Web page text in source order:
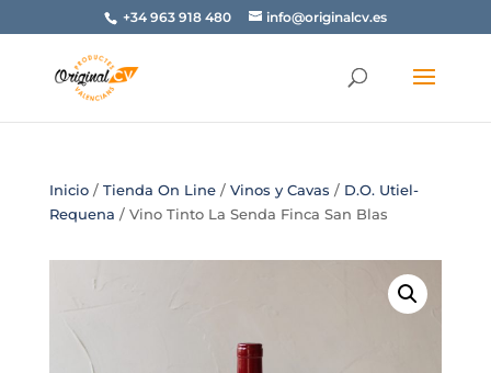
+34 963 918 480 info@originalcv.es
Inicio/ Tienda On Line/ Vinos y Cavas / D.O. Utiel-
Requena / Vino Tinto La Senda Finca San Blas